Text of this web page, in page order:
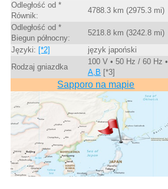
Odległość od *
Równik:
4788.3 km (2975.3 mi)
Odległość od *
Biegun północny:
5218.8 km (3242.8 mi)
Języki: [*2]
język japoński
Rodzaj gniazdka
100 V • 50 Hz / 60 Hz •
A,B [*3]
Sapporo na mapie